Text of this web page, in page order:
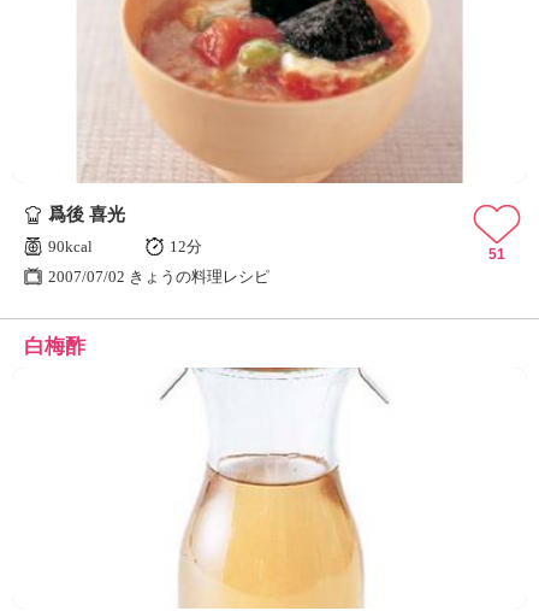
爲後 喜光
90kcal
12分
2007/07/02 きょうの料理レシピ
51
白梅酢